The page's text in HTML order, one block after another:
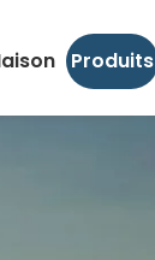
Produits